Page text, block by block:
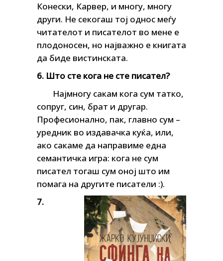
Конески, Карвер, и многу, многу
други. Не секогаш тој однос меѓу
читателот и писателот во мене е
плодоносен, но најважно е книгата
да биде вистинската.
6. Што сте кога не сте писател?
Најмногу сакам кога сум татко,
сопруг, син, брат и другар.
Професионално, пак, главно сум –
уредник во издавачка куќа, или,
ако сакаме да направиме една
семантичка игра: кога не сум
писател тогаш сум оној што им
помага на другите писатели :).
7.